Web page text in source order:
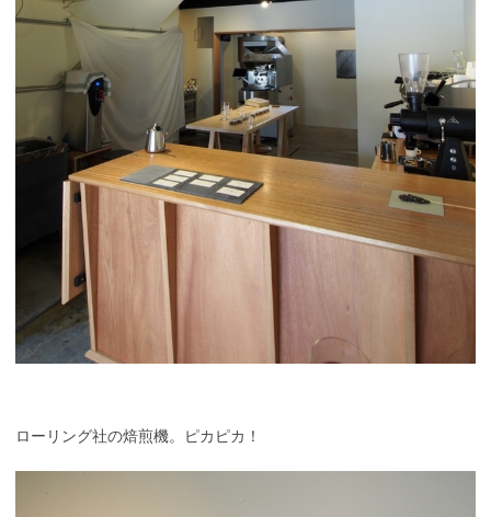
ローリング社の焙煎機。ピカピカ！